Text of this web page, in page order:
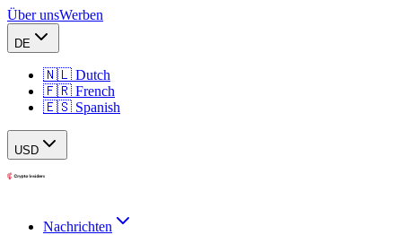
Über unsWerben
DE
🇳🇱 Dutch
🇫🇷 French
🇪🇸 Spanish
USD
Nachrichten